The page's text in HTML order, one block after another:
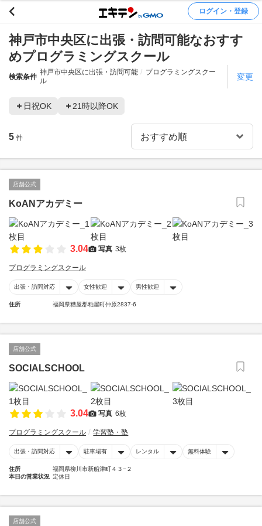
ログイン・登録
神戸市中央区に出張・訪問可能なおすす
めプログラミングスクール
検索条件
神戸市中央区に出張・訪問可能
プログラミングスクー
ル
変更
日祝OK 21時以降OK
5 件
店舗公式
KoANアカデミー
3.04 写真 3枚
プログラミングスクール
出張・訪問対応 女性歓迎 男性歓迎
住所 福岡県糟屋郡粕屋町仲原2837-6
店舗公式
SOCIALSCHOOL
3.04 写真 6枚
プログラミングスクール 学習塾・塾
出張・訪問対応 駐車場有 レンタル 無料体験
住所
福岡県柳川市新船津町４３−２
本日の営業状況 定休日
店舗公式